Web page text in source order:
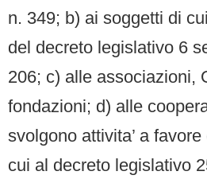
n. 349; b) ai soggetti di
del decreto legislativo 6
206; c) alle associazioni,
fondazioni; d) alle
svolgono attivita’ a
cui al decreto legislativo